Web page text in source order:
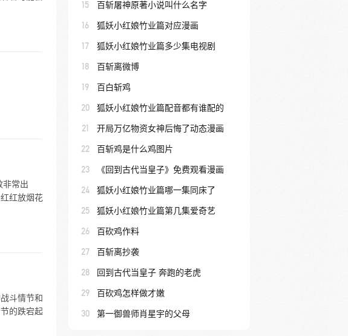
非常出
红放烟花
斗情节和
的跌宕起
15 百斩屠神原著小说叫什么名字
16 狐妖小红娘竹业篇对应漫画
17 狐妖小红娘竹业篇多少集电视剧
18 百斩离微博
19 百白斩鸡
20 狐妖小红娘竹业篇配音都有谁配的
21 开局万亿物资女神后悔了动态漫画
22 百斩鸡是什么鸡图片
23 《回到古代当皇子》免费观看漫画
24 狐妖小红娘竹业篇哪一集同床了
25 狐妖小红娘竹业篇第几集爱奇艺
26 百砍鸡作料
27 百斩离抄袭
28 回到古代当皇子 奔跑的老虎
29 百砍鸡怎样做才嫩
30 第一御兽师肖星宇的父母